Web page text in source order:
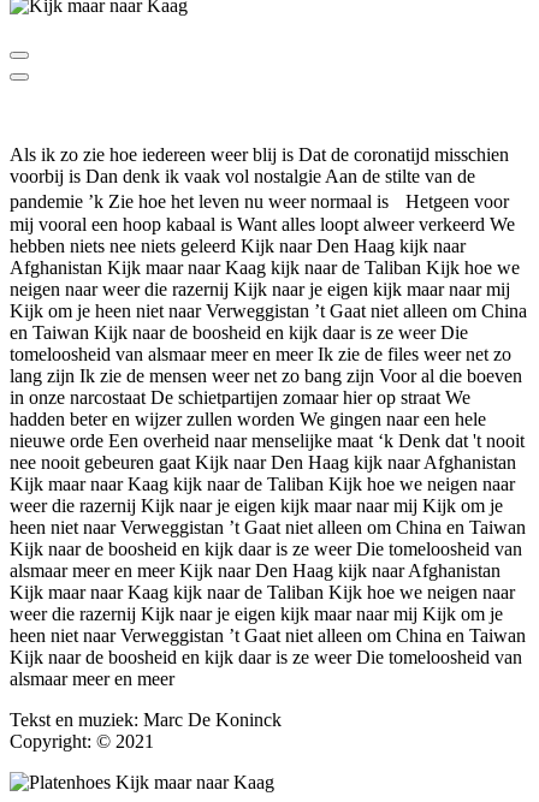
Als ik zo zie hoe iedereen weer blij is Dat de coronatijd misschien
voorbij is Dan denk ik vaak vol nostalgie Aan de stilte van de
pandemie ’k Zie hoe het leven nu weer normaal is Hetgeen voor
mij vooral een hoop kabaal is Want alles loopt alweer verkeerd We
hebben niets nee niets geleerd Kijk naar Den Haag kijk naar
Afghanistan Kijk maar naar Kaag kijk naar de Taliban Kijk hoe we
neigen naar weer die razernij Kijk naar je eigen kijk maar naar mij
Kijk om je heen niet naar Verweggistan ’t Gaat niet alleen om China
en Taiwan Kijk naar de boosheid en kijk daar is ze weer Die
tomeloosheid van alsmaar meer en meer Ik zie de files weer net zo
lang zijn Ik zie de mensen weer net zo bang zijn Voor al die boeven
in onze narcostaat De schietpartijen zomaar hier op straat We
hadden beter en wijzer zullen worden We gingen naar een hele
nieuwe orde Een overheid naar menselijke maat ‘k Denk dat 't nooit
nee nooit gebeuren gaat Kijk naar Den Haag kijk naar Afghanistan
Kijk maar naar Kaag kijk naar de Taliban Kijk hoe we neigen naar
weer die razernij Kijk naar je eigen kijk maar naar mij Kijk om je
heen niet naar Verweggistan ’t Gaat niet alleen om China en Taiwan
Kijk naar de boosheid en kijk daar is ze weer Die tomeloosheid van
alsmaar meer en meer Kijk naar Den Haag kijk naar Afghanistan
Kijk maar naar Kaag kijk naar de Taliban Kijk hoe we neigen naar
weer die razernij Kijk naar je eigen kijk maar naar mij Kijk om je
heen niet naar Verweggistan ’t Gaat niet alleen om China en Taiwan
Kijk naar de boosheid en kijk daar is ze weer Die tomeloosheid van
alsmaar meer en meer
Tekst en muziek: Marc De Koninck
Copyright: © 2021